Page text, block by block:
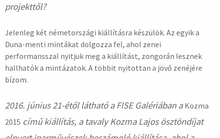
projekttől?
Jelenleg két németországi kiállításra készülök. Az egyik a
Duna-menti mintákat dolgozza fel, ahol zenei
performansszal nyitjuk meg a kiállítást, zongorán lesznek
hallhatók a mintázatok. A többit nyitottan a jövő zenéjére
bízom.
2016. június 21-étől látható a FISE Galériában a Kozma
2015 című kiállítás, a tavaly Kozma Lajos ösztöndíjat